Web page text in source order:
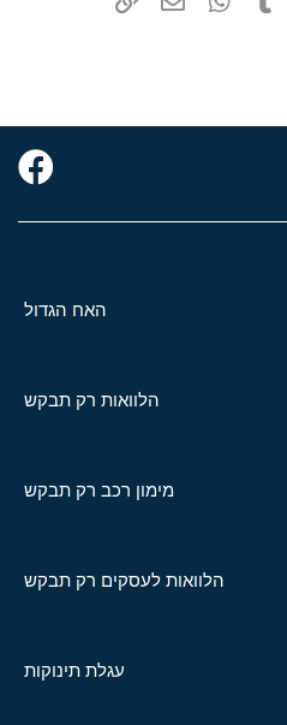
האח הגדול
הלוואות רק תבקש
מימון רכב רק תבקש
הלוואות לעסקים רק תבקש
עגלת תינוקות